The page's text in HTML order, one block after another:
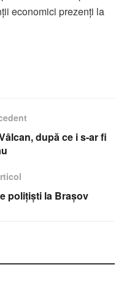
economici prezenți la
după ce i s-ar fi
polițiști la Brașov